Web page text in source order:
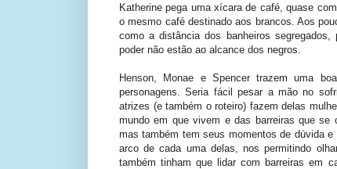
Katherine pega uma xícara de café, quase
o mesmo café destinado aos brancos. Aos
como a distância dos banheiros
poder não estão ao alcance dos negros.
Henson, Monae e Spencer trazem uma
personagens. Seria fácil pesar a mão no
atrizes (e também o roteiro) fazem delas
mundo em que vivem e das barreiras que se
mas também tem seus momentos de dúvida
arco de cada uma delas, nos permitindo
também tinham que lidar com barreiras em